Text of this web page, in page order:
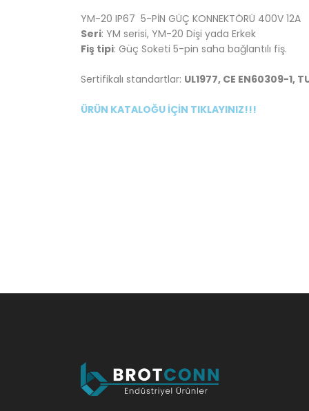
YM-20 IP67 5-PİN GÜÇ KONNEKTÖRÜ 400V 12A
Seri: YM serisi, YM-20 Dişi yada Erkek
Fiş tipi: Güç Soketi 5-pin saha bağlantılı fiş.
Sertifikalı standartlar: UL1977, CE EN60309-1,
ÜRÜN KATALOĞU İÇİN TIKLAYINIZ!!!